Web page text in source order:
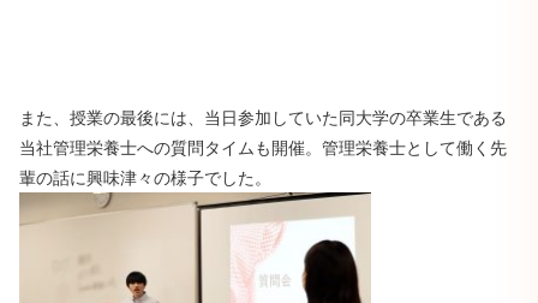
また、授業の最後には、当日参加していた同大学の卒業生である
当社管理栄養士への質問タイムも開催。管理栄養士として働く先
輩の話に興味津々の様子でした。